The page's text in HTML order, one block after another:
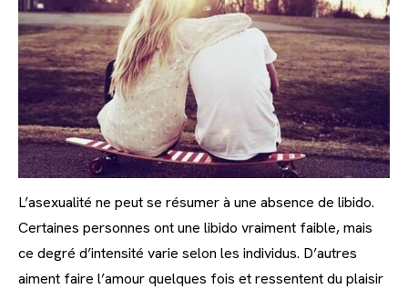
L’asexualité ne peut se résumer à une absence de libido.
Certaines personnes ont une libido vraiment faible, mais
ce degré d’intensité varie selon les individus. D’autres
aiment faire l’amour quelques fois et ressentent du plaisir